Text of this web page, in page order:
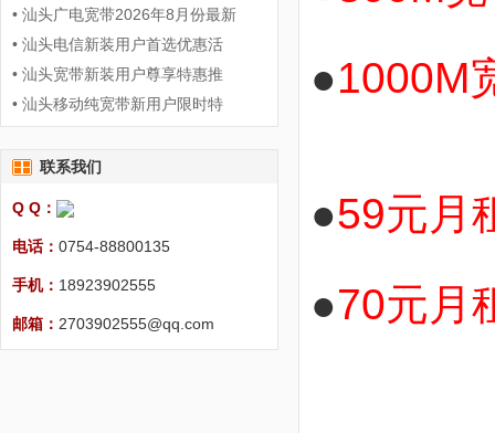
• 汕头广电宽带2026年8月份最新
• 汕头电信新装用户首选优惠活
• 汕头宽带新装用户尊享特惠推
• 汕头移动纯宽带新用户限时特
联系我们
Q Q：
电话： 0754-88800135
手机： 18923902555
邮箱： 2703902555@qq.com
●1000M
●59元月
●70元月